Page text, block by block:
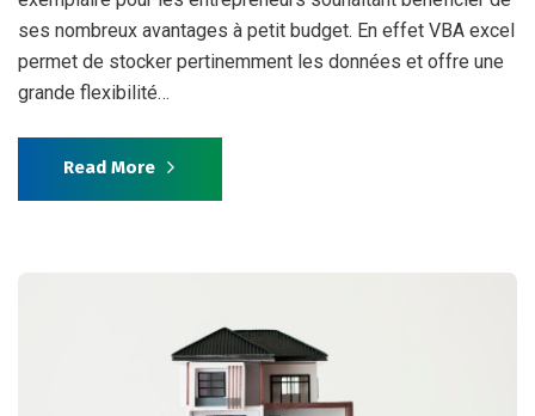
ses nombreux avantages à petit budget. En effet VBA excel
permet de stocker pertinemment les données et offre une
grande flexibilité…
Read More